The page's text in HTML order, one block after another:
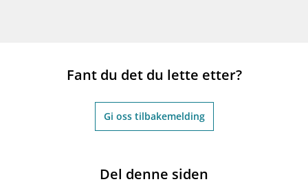
Fant du det du lette etter?
Gi oss tilbakemelding
Del denne siden